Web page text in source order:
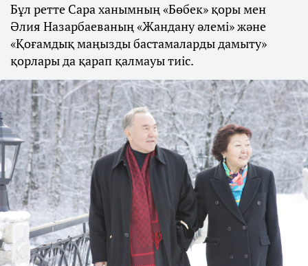
Бұл ретте Сара ханымның «Бөбек» қоры мен
Әлия Назарбаеваның «Жандану әлемі» және
«Қоғамдық маңызды бастамаларды дамыту»
қорлары да қарап қалмауы тиіс.